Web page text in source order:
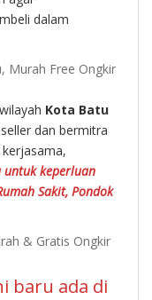
dalam
Kota Batu
dan bermitra
untuk keperluan
Sakit, Pondok
baru ada di